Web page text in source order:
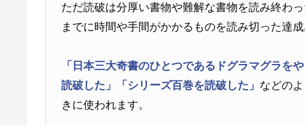
ただ読破は分厚い書物や難解な書物を読み終わ
までに時間や手間がかかるものを読み切った達
「日本三大奇書のひとつであるドグラマグラをや
読破した」
「シリーズ百巻を読破した」 などの
きに使われます。